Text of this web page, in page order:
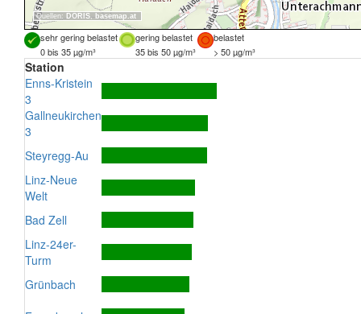
Quellen: DORIS, basemap.at
sehr gering belastet gering belastet
belastet
0 bis 35 µg/m³
35 bis 50 µg/m³ > 50 µg/m³
Station
Enns-Kristein
3
Gallneukirchen
3
Steyregg-Au
Linz-Neue
Welt
Bad Zell
Linz-24er-
Turm
Grünbach